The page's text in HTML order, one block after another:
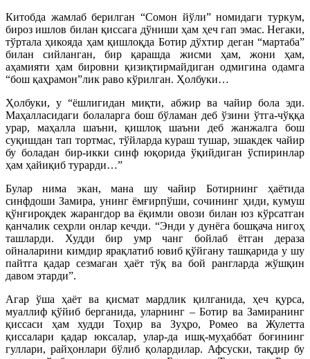
Китобда жамлаб берилган “Сомон йўли” номидаги туркум,
бироз ишлов билан қиссага дўниши ҳам ҳеч гап эмас. Негаки,
тўртала ҳикояда ҳам қишлоқда Ботир дўхтир деган “мартаба”
билан сийланган, бир қарашда жисми ҳам, жони ҳам,
аҳамияти ҳам бировни қизиқтирмайдиган одмигина одамга
“бош қаҳрамон”лик раво кўрилган. Ҳолбуки…
Ҳолбуки, у “ёшлигидан миқти, абжир ва чайир бола эди.
Маҳалласидаги болаларга бош бўламан деб ўзини ўтга-чўққа
урар, маҳалла шаъни, қишлоқ шаъни деб жанжалга бош
суқишдан тап тортмас, тўйларда кураш тушар, эшакдек чайир
бу боладан бир-икки синф юқорида ўқийдиган ўспиринлар
ҳам ҳайиқиб турарди…”
Булар нима экан, мана шу чайир Ботирнинг ҳаётида
синфдоши Замира, унинг ёмғирпўши, сочининг ҳиди, кумуш
қўнғироқдек жарангдор ва ёқимли овози билан юз кўрсатган
қанчалик сеҳрли онлар кечди. “Энди у дунёга бошқача нигоҳ
ташларди. Худди бир умр чанг бойлаб ётган дераза
ойналарини кимдир ярақлатиб ювиб қўйгану ташқарида у шу
пайтга қадар сезмаган ҳаёт тўқ ва бой рангларда жўшқин
давом этарди”.
Агар ўша ҳаёт ва қисмат мардлик қилганида, ҳеч қурса,
муаллиф қўйиб берганида, уларнинг – Ботир ва Замиранинг
қиссаси ҳам худди Тоҳир ва Зуҳро, Ромео ва Жулетта
қиссалари қадар юксалар, улар-да ишқ-муҳаббат боғининг
гуллари, райҳонлари бўлиб қолардилар. Афсуски, тақдир бу